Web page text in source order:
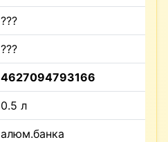
???
???
4627094793166
0.5 л
алюм.банка